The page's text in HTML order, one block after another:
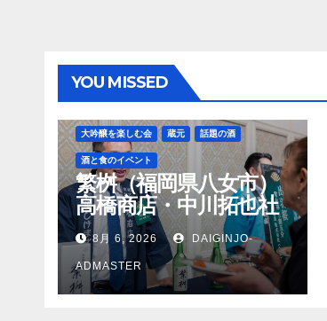
YOU MISSED
大吟醸を楽しむ会 蔵元 話題の酒
酒と食のイベント
繁桝（福岡県八女市）
高橋商店・中川拓也社
長8月 6, 2026 DAIGINJO-
ADMASTER